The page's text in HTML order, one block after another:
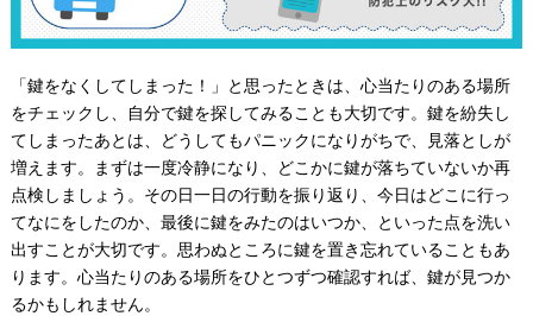
「鍵をなくしてしまった！」と思ったときは、心当たりのある場所
をチェックし、自分で鍵を探してみることも大切です。鍵を紛失し
てしまったあとは、どうしてもパニックになりがちで、見落としが
増えます。まずは一度冷静になり、どこかに鍵が落ちていないか再
点検しましょう。その日一日の行動を振り返り、今日はどこに行っ
てなにをしたのか、最後に鍵をみたのはいつか、といった点を洗い
出すことが大切です。思わぬところに鍵を置き忘れていることもあ
ります。心当たりのある場所をひとつずつ確認すれば、鍵が見つか
るかもしれません。